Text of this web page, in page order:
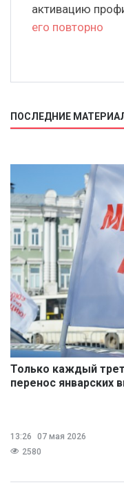
активацию
его повторно
ПОСЛЕДНИЕ
Только каждый
перенос январских
13:26
07 мая 2026
2580